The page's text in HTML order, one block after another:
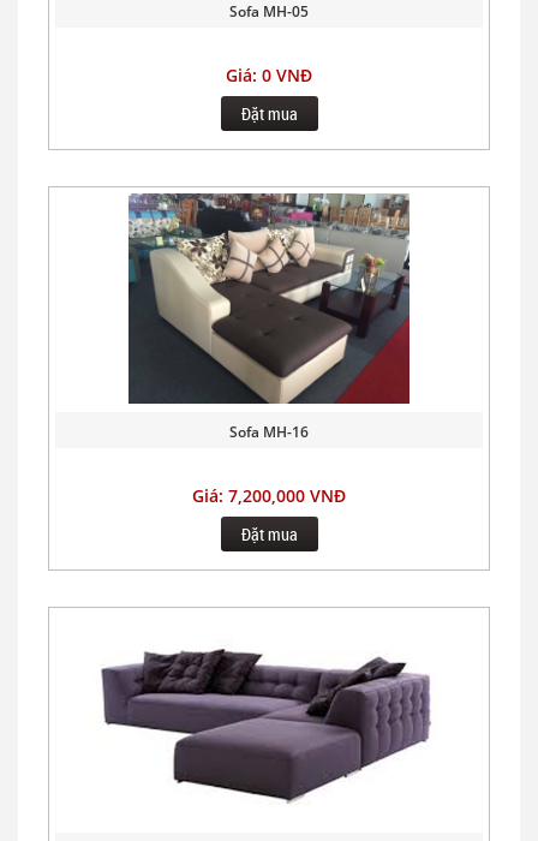
Sofa MH-05
Giá: 0 VNĐ
Đặt mua
Sofa MH-16
Giá: 7,200,000 VNĐ
Đặt mua